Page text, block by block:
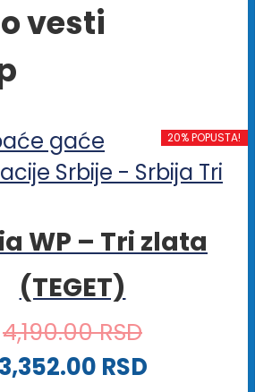
vesti
20% POPUSTA!
WP – Tri zlata
(TEGET)
4,190.00RSD
3,352.00 RSD